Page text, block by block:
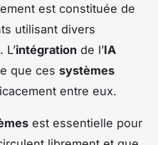
est constituée de
utilisant divers
. L’intégration de l’IA
que ces systèmes
entre eux.
est essentielle pour